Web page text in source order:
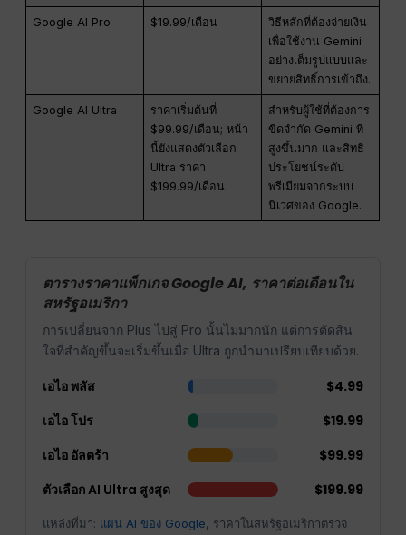
Google AI Pro $19.99/เดือน
วิธีหลักที่ต้องจ่ายเงิน
เพื่อใช้งาน Gemini
อย่างเต็มรูปแบบและ
ขยายสิทธิ์การเข้าถึง.
Google AI Ultra
ราคาเริ่มต้นที่
$99.99/เดือน; หน้า
นี้ยังแสดงตัวเลือก
Ultra ราคา
$199.99/เดือน
สำหรับผู้ใช้ที่ต้องการ
ขีดจำกัด Gemini ที่
สูงขึ้นมาก และสิทธิ
ประโยชน์ระดับ
พรีเมียมจากระบบ
นิเวศของ Google.
ตารางราคาแพ็กเกจ Google AI, ราคาต่อเดือนใน
สหรัฐอเมริกา
การเปลี่ยนจาก Plus ไปสู่ Pro นั้นไม่มากนัก แต่การตัดสิน
ใจที่สำคัญขึ้นจะเริ่มขึ้นเมื่อ Ultra ถูกนำมาเปรียบเทียบด้วย.
เอไอ พลัส
$4.99
เอไอ โปร
$19.99
เอไอ อัลตร้า
$99.99
ตัวเลือก AI Ultra สูงสุด
$199.99
แหล่งที่มา: แผน AI ของ Google, ราคาในสหรัฐอเมริกาตรวจ